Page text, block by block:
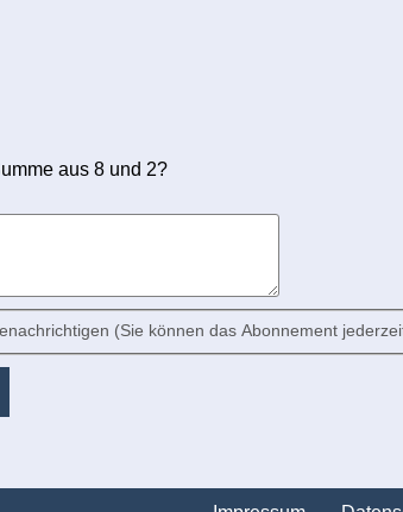
aus 8 und 2?
(Sie können das Abonnement